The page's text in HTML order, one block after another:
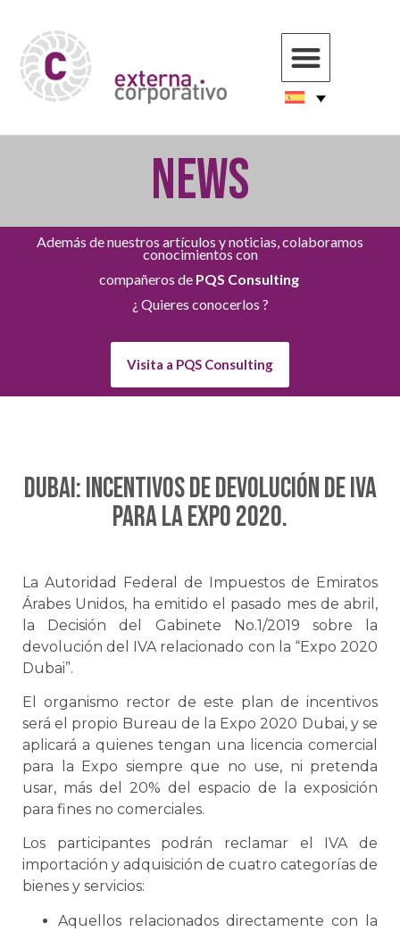
NEWS
Además de nuestros artículos y noticias, colaboramos
conocimientos con
compañeros de PQS Consulting
¿ Quieres conocerlos ?
Visita a PQS Consulting
DUBAI: Incentivos de devolución de IVA
para la Expo 2020.
La Autoridad Federal de Impuestos de Emiratos
Árabes Unidos, ha emitido el pasado mes de abril,
la Decisión del Gabinete No.1/2019 sobre la
devolución del IVA relacionado con la “Expo 2020
Dubai”.
El organismo rector de este plan de incentivos
será el propio Bureau de la Expo 2020 Dubai, y se
aplicará a quienes tengan una licencia comercial
para la Expo siempre que no use, ni pretenda
usar, más del 20% del espacio de la exposición
para fines no comerciales.
Los participantes podrán reclamar el IVA de
importación y adquisición de cuatro categorías de
bienes y servicios:
Aquellos relacionados directamente con la